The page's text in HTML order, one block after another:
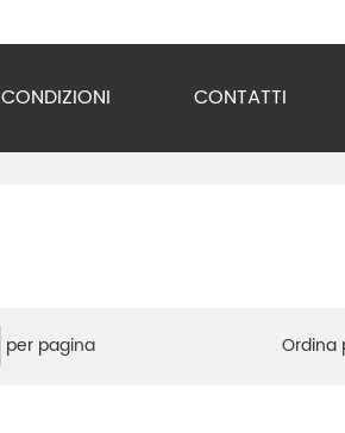
CONDIZIONI CONTATTI
per pagina Ordina